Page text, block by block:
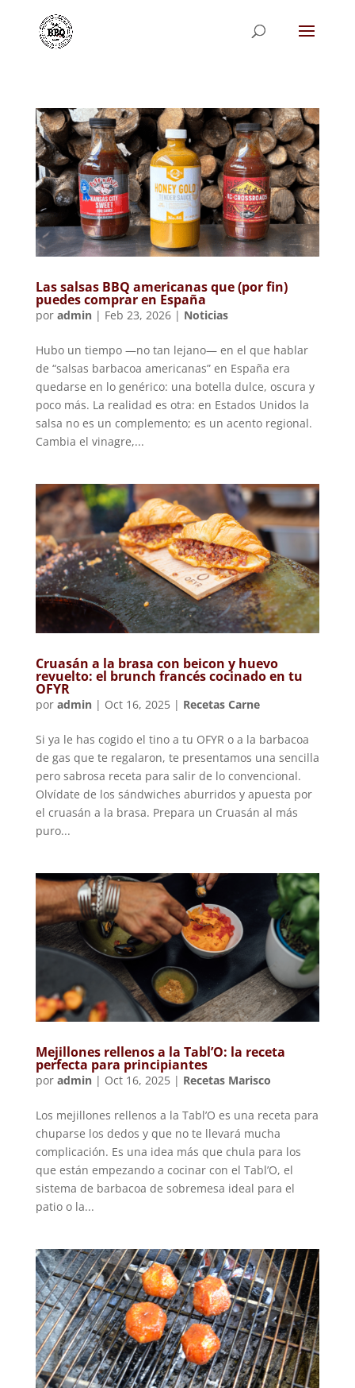
Las salsas BBQ americanas que (por fin)
puedes comprar en España
por admin| Feb 23, 2026| Noticias
Hubo un tiempo —no tan lejano— en el que hablar
de “salsas barbacoa americanas” en España era
quedarse en lo genérico: una botella dulce, oscura y
poco más. La realidad es otra: en Estados Unidos la
salsa no es un complemento; es un acento regional.
Cambia el vinagre,...
Cruasán a la brasa con beicon y huevo
revuelto: el brunch francés cocinado en tu
OFYR
por admin| Oct 16, 2025| Recetas Carne
Si ya le has cogido el tino a tu OFYR o a la barbacoa
de gas que te regalaron, te presentamos una sencilla
pero sabrosa receta para salir de lo convencional.
Olvídate de los sándwiches aburridos y apuesta por
el cruasán a la brasa. Prepara un Cruasán al más
puro...
Mejillones rellenos a la Tabl’O: la receta
perfecta para principiantes
por admin| Oct 16, 2025| Recetas Marisco
Los mejillones rellenos a la Tabl’O es una receta para
chuparse los dedos y que no te llevará mucha
complicación. Es una idea más que chula para los
que están empezando a cocinar con el Tabl’O, el
sistema de barbacoa de sobremesa ideal para el
patio o la...